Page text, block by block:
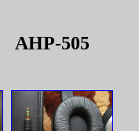
AHP-505